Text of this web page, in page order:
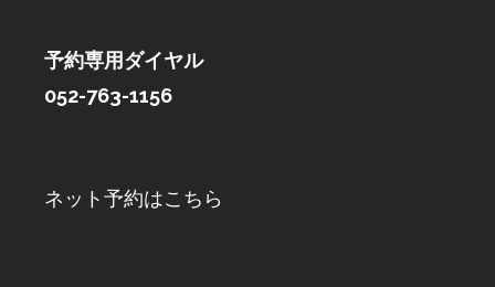
予約専用ダイヤル
052-763-1156
ネット予約はこちら